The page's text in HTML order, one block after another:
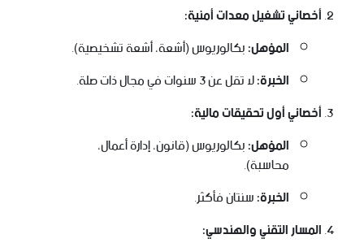
أخصائي تشغيل معدات أمنية:
المؤهل:بكالوريوس (أشعة، أشعة تشخيصية).
الخبرة:لا تقل عن 3 سنوات في مجال ذات صلة.
أخصائي أول تحقيقات مالية:
المؤهل:بكالوريوس (قانون، إدارة أعمال،
محاسبة).
الخبرة:سنتان فأكثر.
المسار التقني والهندسي: